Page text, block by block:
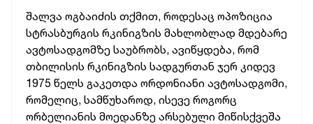
შალვა ოგბაიძის თქმით, როდესაც ოპოზიცია
სტრასბურგის რკინიგზის მახლობლად მდებარე
ავტოსადგომზე საუბრობს, ავიწყდება, რომ
თბილისის რკინიგზის სადგურთან ჯერ კიდევ
1975 წელს გაკეთდა ორდონიანი ავტოსადგომი,
რომელიც, სამწუხაროდ, ისევე როგორც
ორბელიანის მოედანზე არსებული მიწისქვეშა